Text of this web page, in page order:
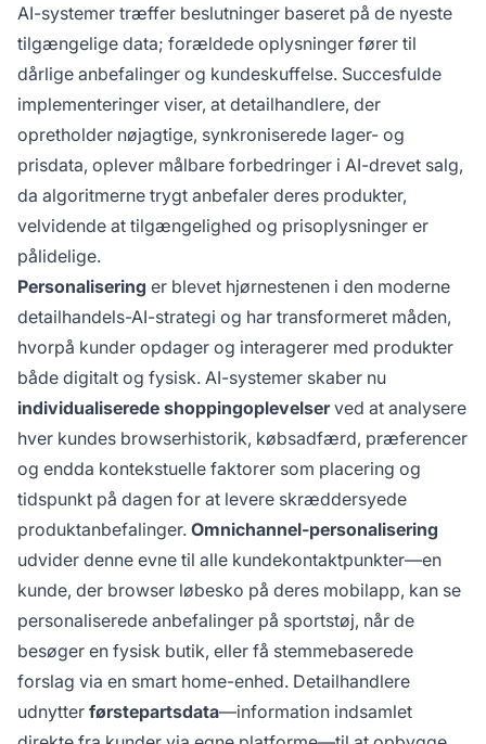
AI-systemer træffer beslutninger baseret på de nyeste
tilgængelige data; forældede oplysninger fører til
dårlige anbefalinger og kundeskuffelse. Succesfulde
implementeringer viser, at detailhandlere, der
opretholder nøjagtige, synkroniserede lager- og
prisdata, oplever målbare forbedringer i AI-drevet salg,
da algoritmerne trygt anbefaler deres produkter,
velvidende at tilgængelighed og prisoplysninger er
pålidelige.
Personalisering er blevet hjørnestenen i den moderne
detailhandels-AI-strategi og har transformeret måden,
hvorpå kunder opdager og interagerer med produkter
både digitalt og fysisk. AI-systemer skaber nu
individualiserede shoppingoplevelserved at analysere
hver kundes browserhistorik, købsadfærd, præferencer
og endda kontekstuelle faktorer som placering og
tidspunkt på dagen for at levere skræddersyede
produktanbefalinger. Omnichannel-personalisering
udvider denne evne til alle kundekontaktpunkter—en
kunde, der browser løbesko på deres mobilapp, kan se
personaliserede anbefalinger på sportstøj, når de
besøger en fysisk butik, eller få stemmebaserede
forslag via en smart home-enhed. Detailhandlere
udnytter førstepartsdata—information indsamlet